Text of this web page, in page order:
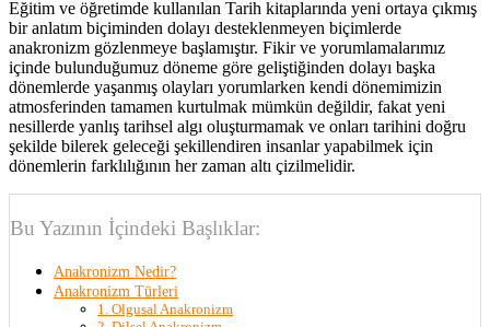
Eğitim ve öğretimde kullanılan Tarih kitaplarında yeni ortaya çıkmış
bir anlatım biçiminden dolayı desteklenmeyen biçimlerde
anakronizm gözlenmeye başlamıştır. Fikir ve yorumlamalarımız
içinde bulunduğumuz döneme göre geliştiğinden dolayı başka
dönemlerde yaşanmış olayları yorumlarken kendi dönemimizin
atmosferinden tamamen kurtulmak mümkün değildir, fakat yeni
nesillerde yanlış tarihsel algı oluşturmamak ve onları tarihini doğru
şekilde bilerek geleceği şekillendiren insanlar yapabilmek için
dönemlerin farklılığının her zaman altı çizilmelidir.
Bu Yazının İçindeki Başlıklar:
Anakronizm Nedir?
Anakronizm Türleri
1. Olgusal Anakronizm